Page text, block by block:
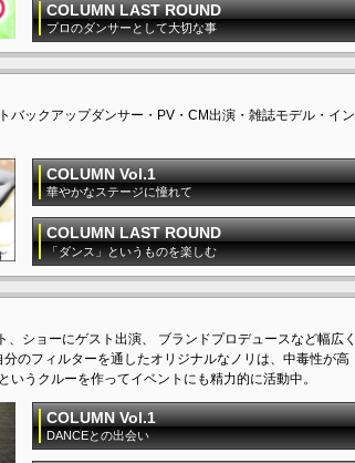
COLUMN LAST ROUND
プロのダンサーとして大切な事
バックアップダンサー・PV・CM出演・雑誌モデル・イン
COLUMN Vol.1
華やかなステージに憧れて
COLUMN LAST ROUND
「ダンス」というものを楽しむ
ショーにゲスト出演、 ブランドプロデュースなど幅広く
のフィルターを通したオリジナルなノリは、中毒性が高
うクルーを作ってイベントにも精力的に活動中。
COLUMN Vol.1
DANCEとの出会い